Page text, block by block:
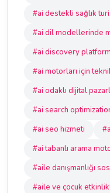
#ai destekli sağlık
#ai dil modellerinde
#ai discovery
#ai motorları için
#ai odaklı dijital
#ai search
#ai seo hizmeti
#ai tabanlı arama
#aile danışmanlığı
#aile ve çocuk